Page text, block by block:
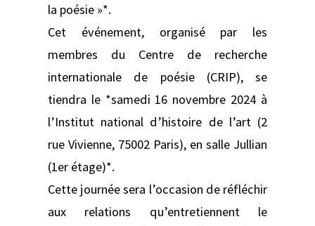
la poésie »*.
Cet événement, organisé par les
membres du Centre de recherche
internationale de poésie (CRIP), se
tiendra le *samedi 16 novembre 2024 à
l’Institut national d’histoire de l’art (2
rue Vivienne, 75002 Paris), en salle Jullian
(1er étage)*.
Cette journée sera l’occasion de réfléchir
aux relations qu’entretiennent le